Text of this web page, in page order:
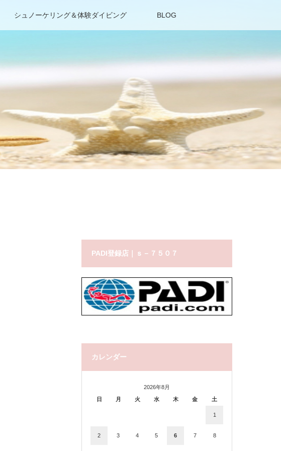
シュノーケリング＆体験ダイビング BLOG
PADI登録店｜ｓ－７５０７
カレンダー
2026年8月
日
月 火 水 木 金 土
1
2 3 4 5 6 7 8